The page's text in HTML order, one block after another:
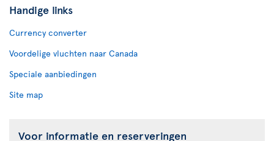
Handige links
Currency converter
Voordelige vluchten naar Canada
Speciale aanbiedingen
Site map
Voor informatie en reserveringen